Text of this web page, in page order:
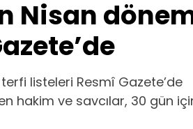
Nisan
listeleri Resmî Gazete’de
hakim ve savcılar, 30 gün